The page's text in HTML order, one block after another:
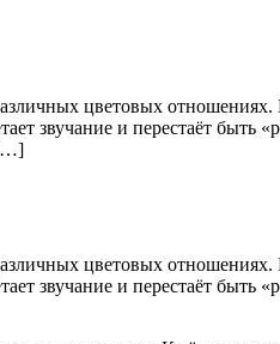
цветовых
звучание и перестаёт
[…]
цветовых
звучание и перестаёт